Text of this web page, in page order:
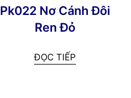
Pk022 Nơ Cánh Đôi
Ren Đỏ
ĐỌC TIẾP